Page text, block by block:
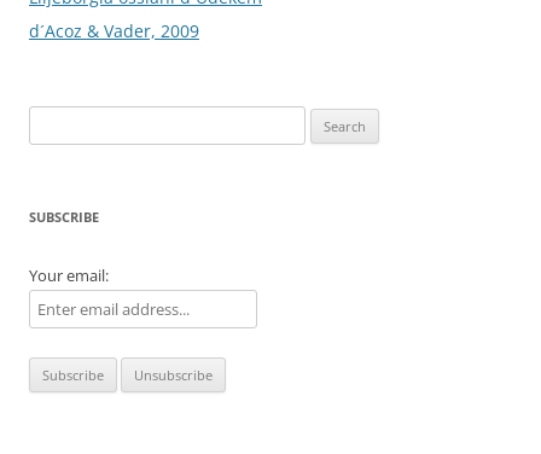
d´Acoz & Vader, 2009
for:
SUBSCRIBE
Your email: